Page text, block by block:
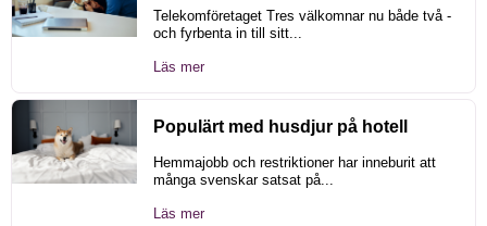
Telekomföretaget Tres välkomnar nu både två -
och fyrbenta in till sitt...
Läs mer
Populärt med husdjur på hotell
Hemmajobb och restriktioner har inneburit att
många svenskar satsat på...
Läs mer